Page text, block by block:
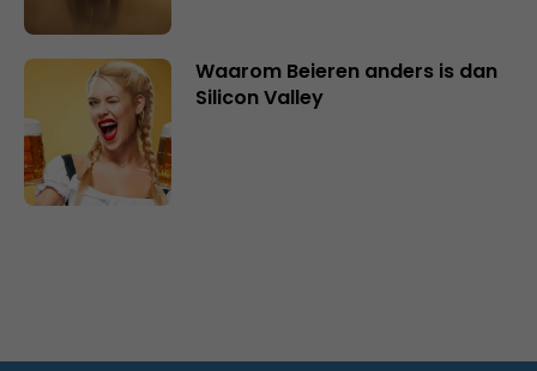
Waarom Beieren anders is dan
Silicon Valley